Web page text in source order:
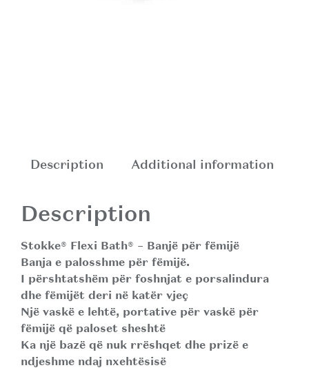
Description Additional information
Description
Stokke® Flexi Bath® – Banjë për fëmijë
Banja e palosshme për fëmijë.
I përshtatshëm për foshnjat e porsalindura
dhe fëmijët deri në katër vjeç
Një vaskë e lehtë, portative për vaskë për
fëmijë që paloset sheshtë
Ka një bazë që nuk rrëshqet dhe prizë e
ndjeshme ndaj nxehtësisë